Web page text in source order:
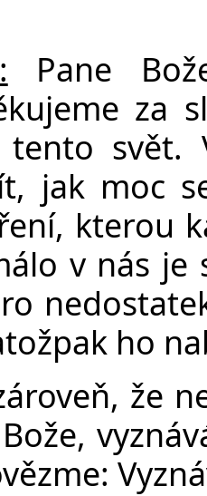
Pane
za
svět.
jak moc
kterou
v nás je
ho
že